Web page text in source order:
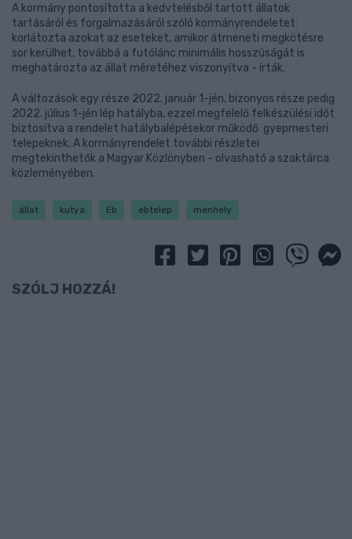
A kormány pontosította a kedvtelésből tartott állatok
tartásáról és forgalmazásáról szóló kormányrendeletet:
korlátozta azokat az eseteket, amikor átmeneti megkötésre
sor kerülhet, továbbá a futólánc minimális hosszúságát is
meghatározta az állat méretéhez viszonyítva - írták.
A változások egy része 2022. január 1-jén, bizonyos része pedig
2022. július 1-jén lép hatályba, ezzel megfelelő felkészülési időt
biztosítva a rendelet hatálybalépésekor működő gyepmesteri
telepeknek. A kormányrendelet további részletei
megtekinthetők a Magyar Közlönyben - olvasható a szaktárca
közleményében.
állat kutya Eb ebtelep menhely
SZÓLJ HOZZÁ!